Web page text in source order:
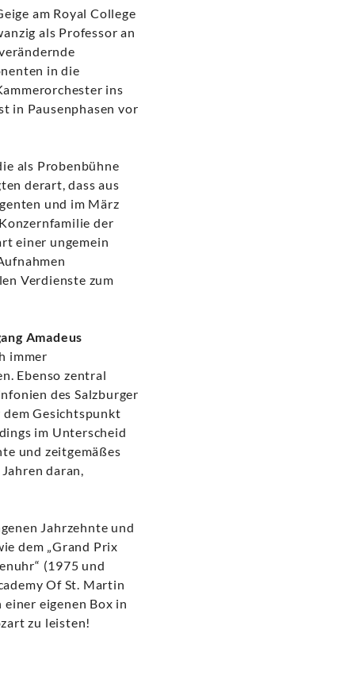
am Royal College
als Professor an
in die
ins
in Pausenphasen vor
als Probenbühne
derart, dass aus
und im März
der
einer ungemein
Verdienste zum
Amadeus
immer
Ebenso zentral
des Salzburger
Gesichtspunkt
im Unterscheid
und zeitgemäßes
daran,
Jahrzehnte und
dem „Grand Prix
(1975 und
Of St. Martin
eigenen Box in
zu leisten!